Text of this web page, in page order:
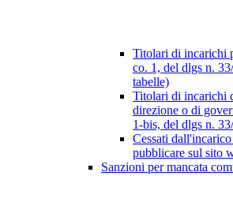
Titolari di incarichi
co. 1, del dlgs n.
tabelle)
Titolari di incarichi
direzione o di
1-bis, del dlgs n.
Cessati
pubblicare sul sito
Sanzioni per mancata